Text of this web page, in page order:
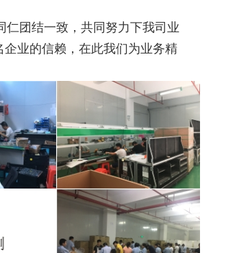
仁团结一致，共同努力下我司业
业的信赖，在此我们为业务精